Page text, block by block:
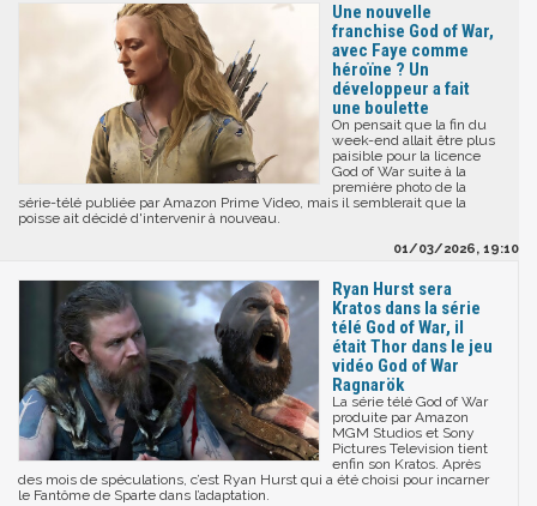
Une nouvelle
franchise God of War,
avec Faye comme
héroïne ? Un
développeur a fait
une boulette
On pensait que la fin du
week-end allait être plus
paisible pour la licence
God of War suite à la
première photo de la
série-télé publiée par Amazon Prime Video, mais il semblerait que la
poisse ait décidé d'intervenir à nouveau.
01/03/2026, 19:10
Ryan Hurst sera
Kratos dans la série
télé God of War, il
était Thor dans le jeu
vidéo God of War
Ragnarök
La série télé God of War
produite par Amazon
MGM Studios et Sony
Pictures Television tient
enfin son Kratos. Après
des mois de spéculations, c’est Ryan Hurst qui a été choisi pour incarner
le Fantôme de Sparte dans l’adaptation.